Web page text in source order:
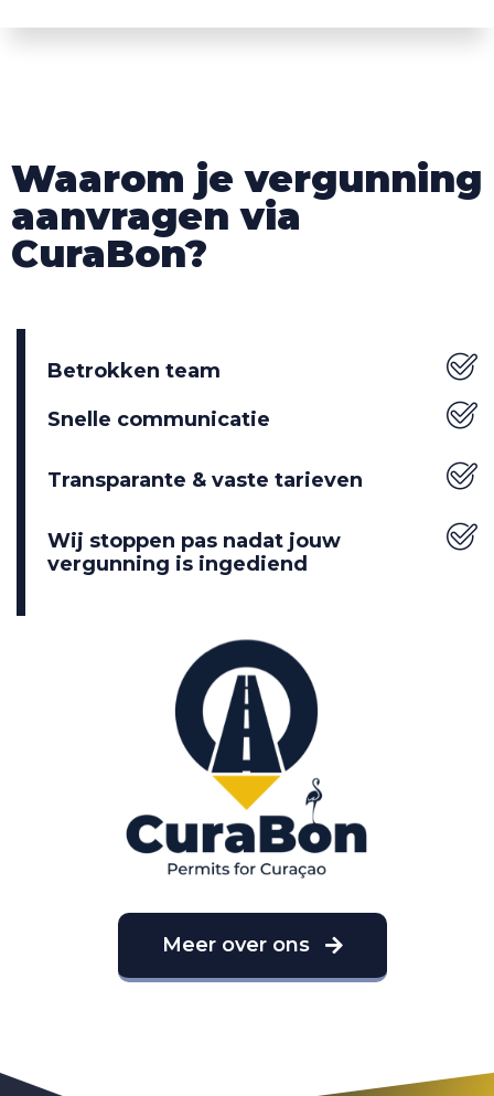
Waarom je vergunning
aanvragen via
CuraBon?
Betrokken team
Snelle communicatie
Transparante & vaste tarieven
Wij stoppen pas nadat jouw
vergunning is ingediend
Meer over ons